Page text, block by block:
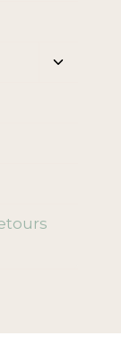
Ouvrir/